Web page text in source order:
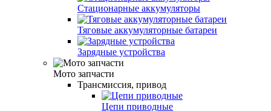
Стационарные аккумуляторы
Тяговые аккумуляторные батареи
Зарядные устройства
Мото запчасти
Трансмиссия, привод
Цепи приводные